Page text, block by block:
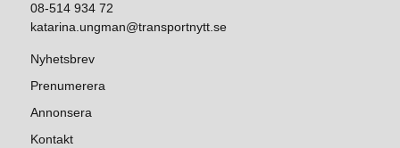
08-514 934 72
katarina.ungman@transportnytt.se
Nyhetsbrev
Prenumerera
Annonsera
Kontakt